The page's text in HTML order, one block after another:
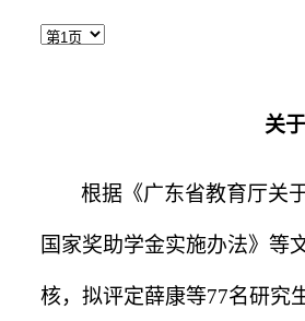
关
根据《广东省教育厅关
国家奖助学金实施办法》等
核，拟评定薛康等77名研究